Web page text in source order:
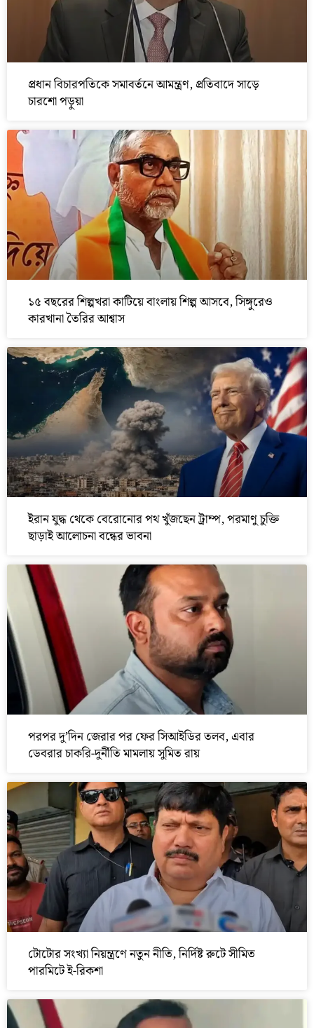
প্রধান বিচারপতিকে সমাবর্তনে আমন্ত্রণ, প্রতিবাদে সাড়ে
চারশো পড়ুয়া
১৫ বছরের শিল্পখরা কাটিয়ে বাংলায় শিল্প আসবে, সিঙ্গুরেও
কারখানা তৈরির আশ্বাস
ইরান যুদ্ধ থেকে বেরোনোর পথ খুঁজছেন ট্রাম্প, পরমাণু চুক্তি
ছাড়াই আলোচনা বন্ধের ভাবনা
পরপর দু’দিন জেরার পর ফের সিআইডির তলব, এবার
ডেবরার চাকরি-দুর্নীতি মামলায় সুমিত রায়
টোটোর সংখ্যা নিয়ন্ত্রণে নতুন নীতি, নির্দিষ্ট রুটে সীমিত
পারমিটে ই-রিকশা